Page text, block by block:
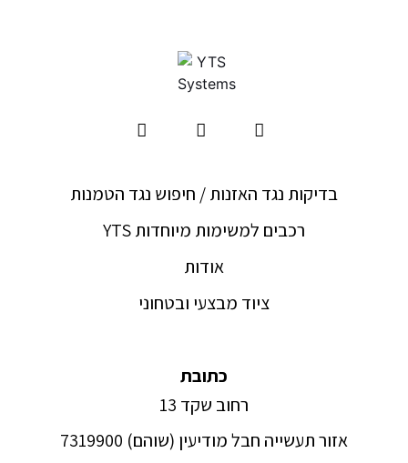
בדיקות נגד האזנות / חיפוש נגד הטמנות
YTS רכבים למשימות מיוחדות
אודות
ציוד מבצעי ובטחוני
כתובת
רחוב שקד 13
אזור תעשייה חבל מודיעין (שוהם) 7319900